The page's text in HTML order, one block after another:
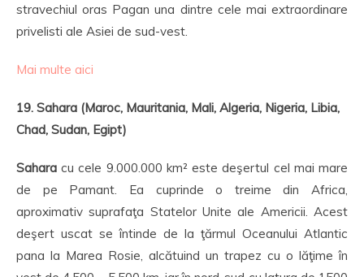
stravechiul oras Pagan una dintre cele mai extraordinare
privelisti ale Asiei de sud-vest.
Mai multe aici
19. Sahara (Maroc, Mauritania, Mali, Algeria, Nigeria, Libia,
Chad, Sudan, Egipt)
Sahara cu cele 9.000.000 km² este deşertul cel mai mare
de pe Pamant. Ea cuprinde o treime din Africa,
aproximativ suprafaţa Statelor Unite ale Americii. Acest
deşert uscat se întinde de la ţărmul Oceanului Atlantic
pana la Marea Rosie, alcătuind un trapez cu o lăţime în